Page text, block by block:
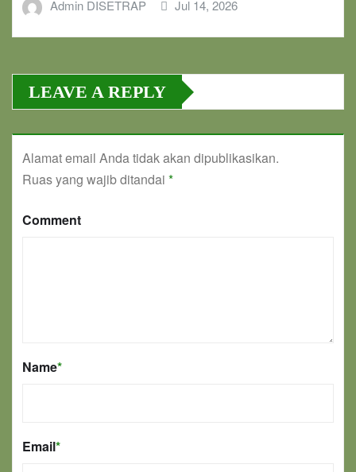
Admin DISETRAP Jul 14, 2026
LEAVE A REPLY
Alamat email Anda tidak akan dipublikasikan.
Ruas yang wajib ditandai *
Comment
Name*
Email*